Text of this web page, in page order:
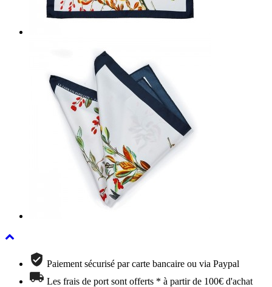
Paiement sécurisé par carte bancaire ou via Paypal
Les frais de port sont offerts * à partir de 100€ d'achat